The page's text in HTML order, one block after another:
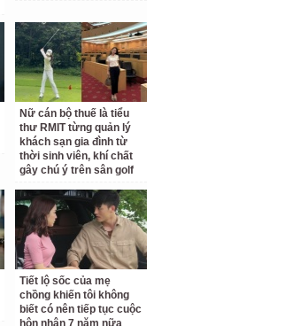
Nữ cán bộ thuế là tiểu
thư RMIT từng quản lý
khách sạn gia đình từ
thời sinh viên, khí chất
gây chú ý trên sân golf
Tiết lộ sốc của mẹ
chồng khiến tôi không
biết có nên tiếp tục cuộc
hôn nhân 7 năm nữa